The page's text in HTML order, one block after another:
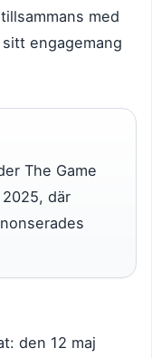
med
engagemang
The Game
där
den 12 maj